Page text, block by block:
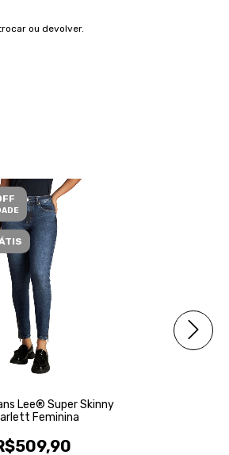
ou devolver.
Lee® Super Skinny
Feminina